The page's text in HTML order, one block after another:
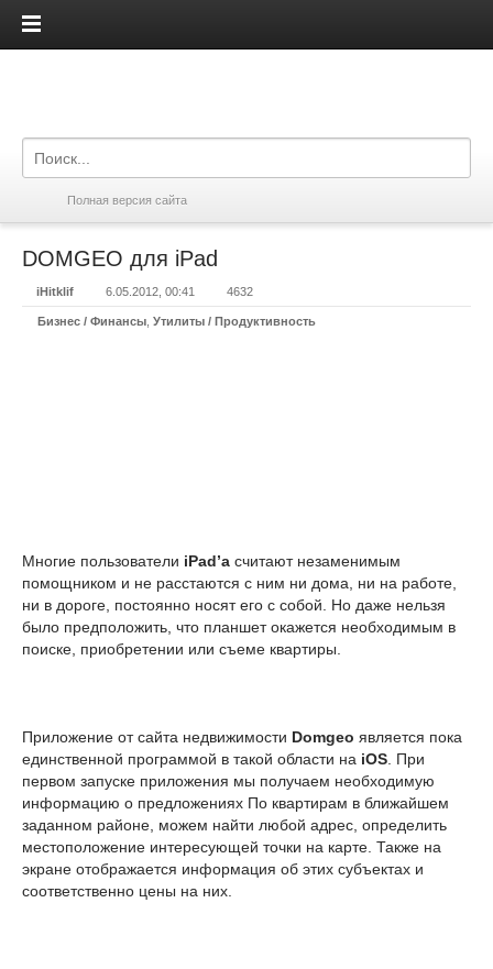
iPadis.ru
Полная версия сайта
DOMGEO для iPad
iHitklif 6.05.2012, 00:41 4632
Бизнес / Финансы Утилиты / Продуктивность
Многие пользователи iPad’a считают незаменимым
помощником и не расстаются с ним ни дома, ни на работе,
ни в дороге, постоянно носят его с собой. Но даже нельзя
было предположить, что планшет окажется необходимым в
поиске, приобретении или съеме квартиры.
Приложение от сайта недвижимости Domgeo является пока
единственной программой в такой области на iOS . При
первом запуске приложения мы получаем необходимую
информацию о предложениях По квартирам в ближайшем
заданном районе, можем найти любой адрес, определить
местоположение интересующей точки на карте. Также на
экране отображается информация об этих субъектах и
соответственно цены на них.